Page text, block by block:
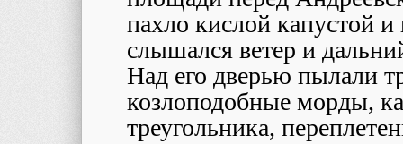
пахло кислой капустой
слышался ветер и
Над его дверью пылали
козлоподобные морды,
треугольника,